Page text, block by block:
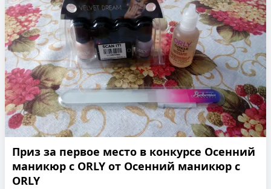
Приз за первое место в конкурсе Осенний
маникюр с ORLY от Осенний маникюр с
ORLY